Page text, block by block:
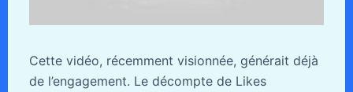
Cette vidéo, récemment visionnée, générait déjà
de l’engagement. Le décompte de Likes